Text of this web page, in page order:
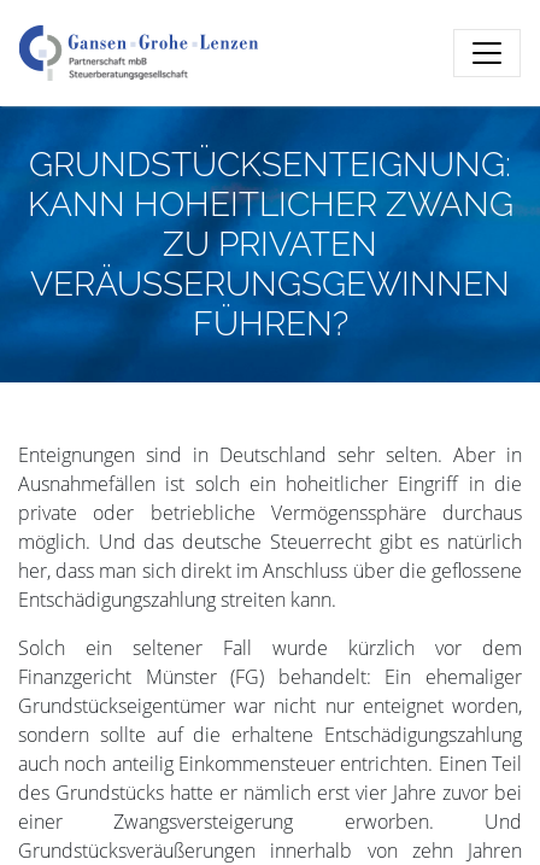
GRUNDSTÜCKSENTEIGNUNG:
KANN HOHEITLICHER ZWANG
ZU PRIVATEN
VERÄUSSERUNGSGEWINNEN
FÜHREN?
Enteignungen sind in Deutschland sehr selten. Aber in
Ausnahmefällen ist solch ein hoheitlicher Eingriff in die
private oder betriebliche Vermögenssphäre durchaus
möglich. Und das deutsche Steuerrecht gibt es natürlich
her, dass man sich direkt im Anschluss über die geflossene
Entschädigungszahlung streiten kann.
Solch ein seltener Fall wurde kürzlich vor dem
Finanzgericht Münster (FG) behandelt: Ein ehemaliger
Grundstückseigentümer war nicht nur enteignet worden,
sondern sollte auf die erhaltene Entschädigungszahlung
auch noch anteilig Einkommensteuer entrichten. Einen Teil
des Grundstücks hatte er nämlich erst vier Jahre zuvor bei
einer Zwangsversteigerung erworben. Und
Grundstücksveräußerungen innerhalb von zehn Jahren